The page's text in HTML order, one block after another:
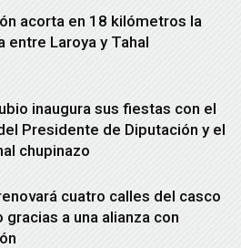
acorta en 18 kilómetros la
entre Laroya y Tahal
inaugura sus fiestas con el
Presidente de Diputación y el
chupinazo
cuatro calles del casco
gracias a una alianza con